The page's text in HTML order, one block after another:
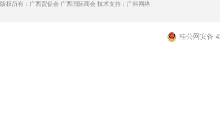
版权所有：广西贸促会 广西国际商会 技术支持：广科网络
桂公网安备